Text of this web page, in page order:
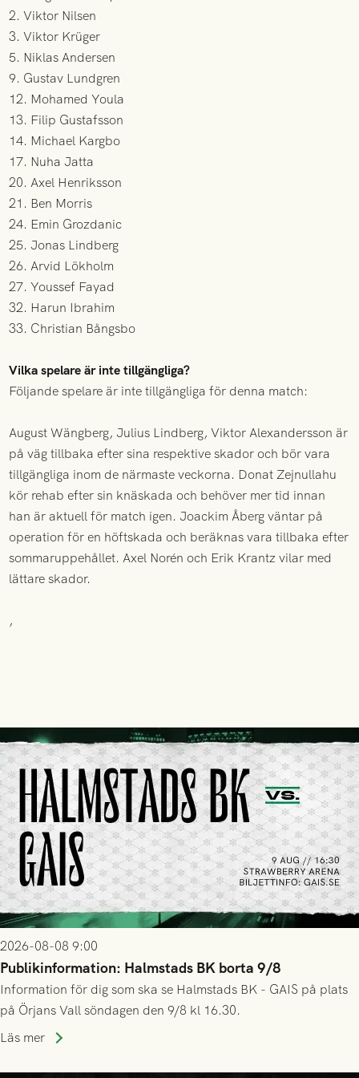
2. Viktor Nilsen
3. Viktor Krüger
5. Niklas Andersen
9. Gustav Lundgren
12. Mohamed Youla
13. Filip Gustafsson
14. Michael Kargbo
17. Nuha Jatta
20. Axel Henriksson
21. Ben Morris
24. Emin Grozdanic
25. Jonas Lindberg
26. Arvid Lökholm
27. Youssef Fayad
32. Harun Ibrahim
33. Christian Bångsbo
Vilka spelare är inte tillgängliga?
Följande spelare är inte tillgängliga för denna match:
August Wängberg, Julius Lindberg, Viktor Alexandersson är
på väg tillbaka efter sina respektive skador och bör vara
tillgängliga inom de närmaste veckorna. Donat Zejnullahu
kör rehab efter sin knäskada och behöver mer tid innan
han är aktuell för match igen. Joackim Åberg väntar på
operation för en höftskada och beräknas vara tillbaka efter
sommaruppehållet. Axel Norén och Erik Krantz vilar med
lättare skador.
,
2026-08-08 9:00
Publikinformation: Halmstads BK borta 9/8
Information för dig som ska se Halmstads BK - GAIS på plats
på Örjans Vall söndagen den 9/8 kl 16.30.
Läs mer